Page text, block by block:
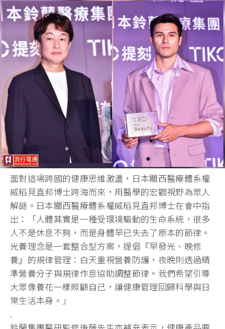
面對這場跨國的健康思維激盪，日本關西醫療體系權
威稻見直邦博士跨海而來，用醫學的宏觀視野為眾人
解謎。日本關西醫療體系權威稻見直邦博士在會中指
出：「人體其實是一種受環境驅動的生命系統，很多
人不是休息不夠，而是身體早已失去了原本的節律。
光養理念是一套整合型方案，提倡『早發光、晚修
養』的規律管理：白天重視營養防護，夜晚則透過精
準營養分子與規律作息協助調整節律。我們希望引導
大眾像養花一樣照顧自己，讓健康管理回歸科學與日
常生活本身。」
.